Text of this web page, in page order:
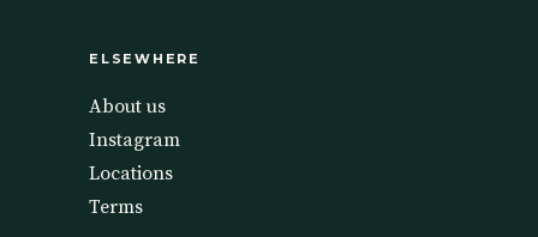
ELSEWHERE
About us
Instagram
Locations
Terms